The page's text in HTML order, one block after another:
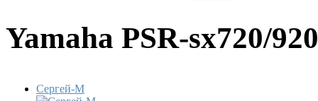
Yamaha PSR-sx720/
Сергей-М